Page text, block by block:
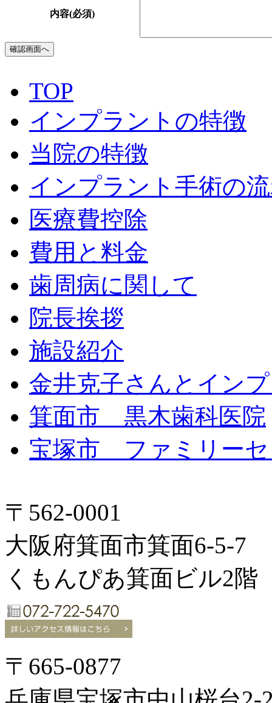
内容(必須)
TOP
インプラントの特徴
当院の特徴
インプラント手術の
医療費控除
費用と料金
歯周病に関して
院長挨拶
施設紹介
金井克子さんとイン
箕面市 黒木歯科医院
宝塚市 ファミリーセ
〒562-0001
大阪府箕面市箕面6-5-7
くもんぴあ箕面ビル2階
〒665-0877